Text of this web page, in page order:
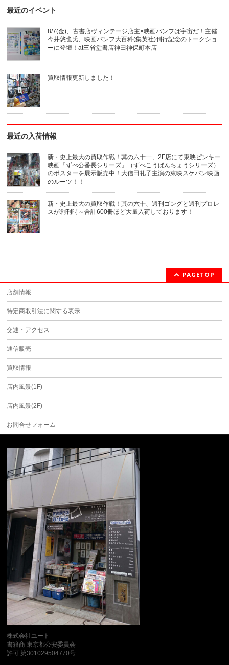
最近のイベント
8/7(金)、古書店ヴィンテージ店主×映画パンフは宇宙だ！主催
今井悠也氏、映画パンフ大百科(集英社)刊行記念のトークショ
ーに登壇！at三省堂書店神田神保町本店
買取情報更新しました！
最近の入荷情報
新・史上最大の買取作戦！其の六十一、2F店にて東映ピンキー
映画『ずべ公番長シリーズ』（ずべこうばんちょうシリーズ）
のポスターを展示販売中！大信田礼子主演の東映スケバン映画
のルーツ！！
新・史上最大の買取作戦！其の六十、週刊ゴングと週刊プロレ
スが創刊時～合計600冊ほど大量入荷しております！
PAGETOP
店舗情報
特定商取引法に関する表示
交通・アクセス
通信販売
買取情報
店内風景(1F)
店内風景(2F)
お問合せフォーム
株式会社ユート
書籍商 東京都公安委員会
許可 第301029504770号